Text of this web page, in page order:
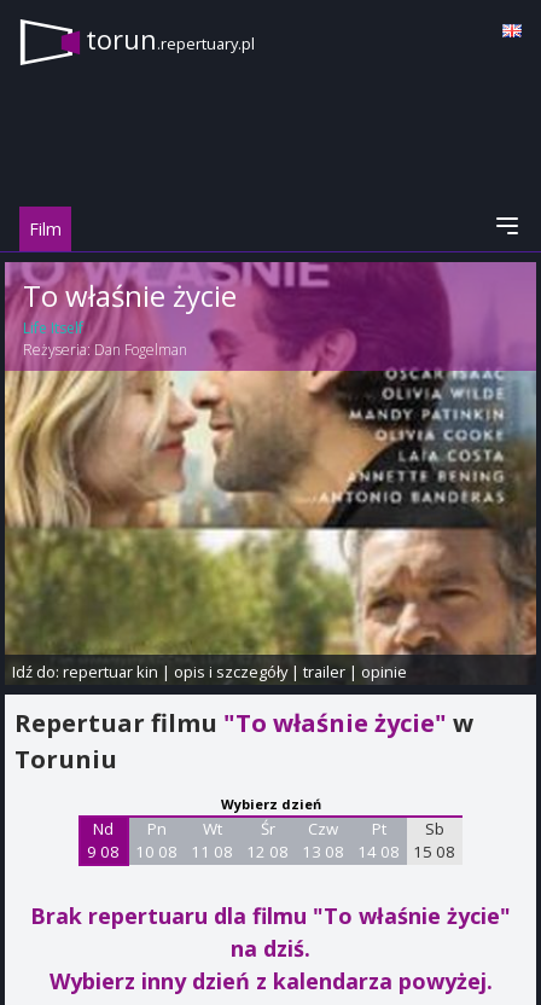
torun.repertuary.pl
Film
To właśnie życie
Life Itself
Reżyseria: Dan Fogelman
Idź do:repertuar kin |opis i szczegóły|trailer | opinie
Repertuar filmu "To właśnie życie" w
Toruniu
Wybierz dzień
Nd
9 08
Pn
10 08
Wt
11 08
Śr
12 08
Czw
13 08
Pt
14 08
Sb
15 08
Brak repertuaru dla filmu "To właśnie życie"
na dziś.
Wybierz inny dzień z kalendarza powyżej.